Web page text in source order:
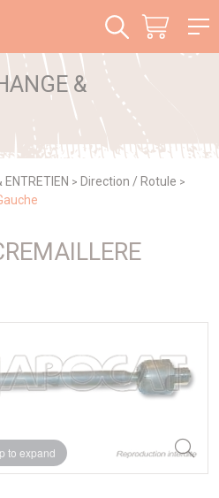
&
ENTRETIEN > Direction / Rotule >
to expand